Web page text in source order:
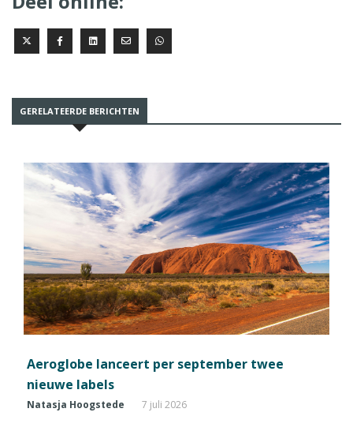
GERELATEERDE BERICHTEN
Aeroglobe lanceert per september twee
nieuwe labels
Natasja Hoogstede 7 juli 2026